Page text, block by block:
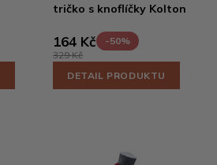
tričko s knoflíčky Kolton
164 Kč
-50%
329 Kč
DETAIL PRODUKTU